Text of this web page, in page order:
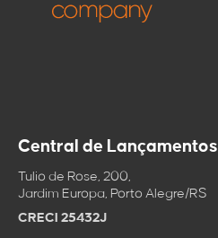
Central de Lançamentos
Tulio de Rose, 200,
Jardim Europa, Porto Alegre/RS
CRECI 25432J